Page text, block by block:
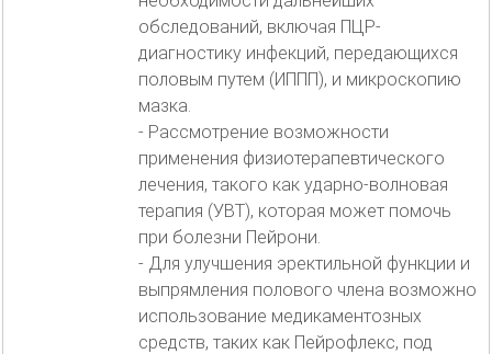
обследований, включая ПЦР-
диагностику инфекций, передающихся
половым путем (ИППП), и микроскопию
мазка.
- Рассмотрение возможности
применения физиотерапевтического
лечения, такого как ударно-волновая
терапия (УВТ), которая может помочь
при болезни Пейрони.
- Для улучшения эректильной функции и
выпрямления полового члена возможно
использование медикаментозных
средств, таких как Пейрофлекс, под